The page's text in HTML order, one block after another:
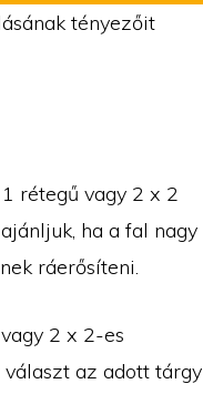
tényezőit
rétegű vagy 2 x 2
ha a fal nagy
ráerősíteni.
2 x 2-es
az adott tárgy